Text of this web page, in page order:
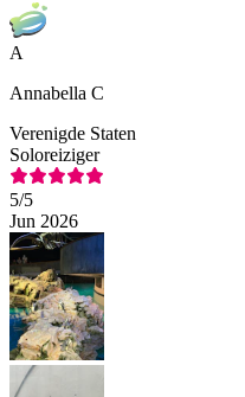
A
Annabella C
Verenigde Staten
Soloreiziger
5/5
Jun 2026